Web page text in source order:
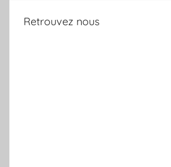
Retrouvez nous